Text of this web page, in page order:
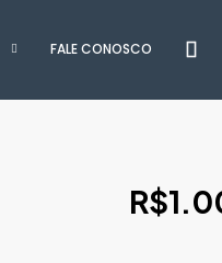
FALE CONOSCO